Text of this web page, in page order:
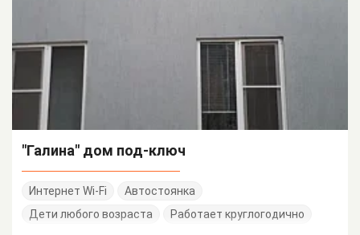
"Галина" дом под-ключ
Интернет Wi-Fi
Автостоянка
Дети любого возраста
Работает круглогодично